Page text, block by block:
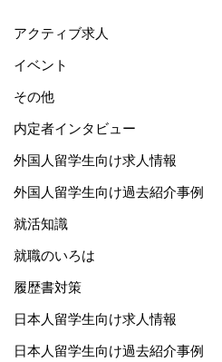
アクティブ求人
イベント
その他
内定者インタビュー
外国人留学生向け求人情報
外国人留学生向け過去紹介事例
就活知識
就職のいろは
履歴書対策
日本人留学生向け求人情報
日本人留学生向け過去紹介事例